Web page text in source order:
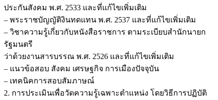
ประกันสังคม พ.ศ. 2533 และที่แก้ไขเพิ่มเติม
– พระราชบัญญัติงินทดแทน พ.ศ. 2537 และที่แก้ไขเพิ่มเติม
– วิชาความรู้เกี่ยวกับหนังสือราชการ ตามระเบียบสำนักนายก
รัฐมนตรี
ว่าด้วยงานสารบรรณ พ.ศ. 2526 และที่แก้ไขเพิ่มเติม
– แนวข้อสอบ สังคม เศรษฐกิจ การเมืองปัจจุบัน
– เทคนิคการสอบสัมภาษณ์
2. การประเมินเพื่อวัดความรู้เฉพาะตำแหน่ง โดยวิธีการปฏิบัติ